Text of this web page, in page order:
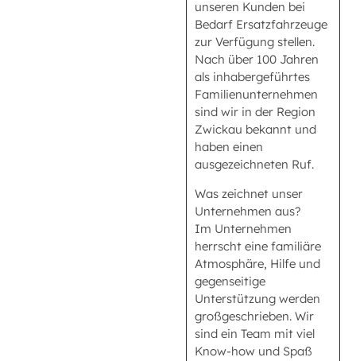
unseren Kunden bei
Bedarf Ersatzfahrzeuge
zur Verfügung stellen.
Nach über 100 Jahren
als inhabergeführtes
Familienunternehmen
sind wir in der Region
Zwickau bekannt und
haben einen
ausgezeichneten Ruf.
Was zeichnet unser
Unternehmen aus?
Im Unternehmen
herrscht eine familiäre
Atmosphäre, Hilfe und
gegenseitige
Unterstützung werden
großgeschrieben. Wir
sind ein Team mit viel
Know-how und Spaß